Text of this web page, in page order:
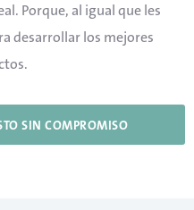
Porque, al igual que les
desarrollar los mejores
SIN COMPROMISO